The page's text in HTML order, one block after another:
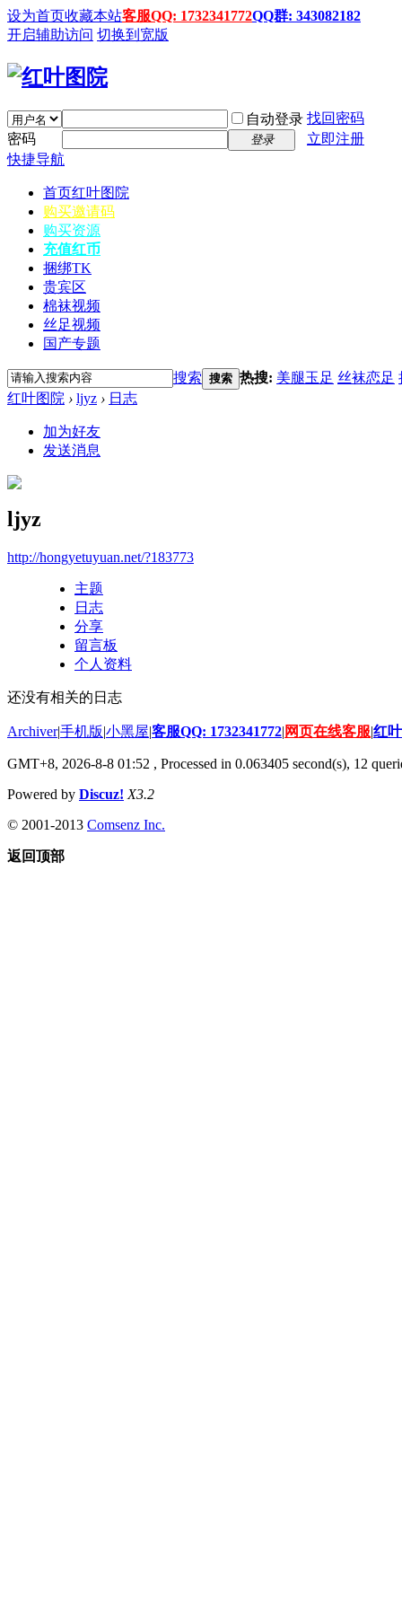
设为首页收藏本站客服QQ: 1732341772QQ群: 343082182
开启辅助访问 切换到宽版
自动登录 找回密码
密码
登录
立即注册
快捷导航
首页红叶图院
购买邀请码
购买资源
充值红币
捆绑TK
贵宾区
棉袜视频
丝足视频
国产专题
搜索 搜索 热搜: 美腿玉足 丝袜恋足
红叶图院 › ljyz › 日志
加为好友
发送消息
ljyz
http://hongyetuyuan.net/?183773
主题
日志
分享
留言板
个人资料
还没有相关的日志
Archiver|手机版|小黑屋|客服QQ: 1732341772| 网页在线客服|红
GMT+8, 2026-8-8 01:52 , Processed in 0.063405 second(s), 12
Powered by Discuz! X3.2
© 2001-2013 Comsenz Inc.
返回顶部